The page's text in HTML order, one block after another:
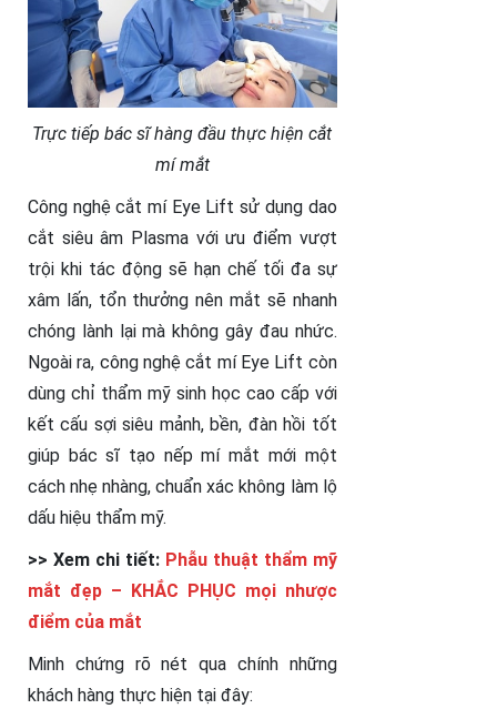
Trực tiếp bác sĩ hàng đầu thực hiện cắt
mí mắt
Công nghệ cắt mí Eye Lift sử dụng dao
cắt siêu âm Plasma với ưu điểm vượt
trội khi tác động sẽ hạn chế tối đa sự
xâm lấn, tổn thưởng nên mắt sẽ nhanh
chóng lành lại mà không gây đau nhức.
Ngoài ra, công nghệ cắt mí Eye Lift còn
dùng chỉ thẩm mỹ sinh học cao cấp với
kết cấu sợi siêu mảnh, bền, đàn hồi tốt
giúp bác sĩ tạo nếp mí mắt mới một
cách nhẹ nhàng, chuẩn xác không làm lộ
dấu hiệu thẩm mỹ.
>> Xem chi tiết: Phẫu thuật thẩm mỹ
mắt đẹp – KHẮC PHỤC mọi nhược
điểm của mắt
Minh chứng rõ nét qua chính những
khách hàng thực hiện tại đây: